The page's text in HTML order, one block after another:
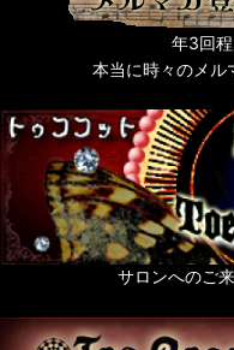
lustreetrange
beelzebub
Lapin-ラパン-
木村 龍
y.nyanmo
年3回程
本当に時々のメル
サロンへのご